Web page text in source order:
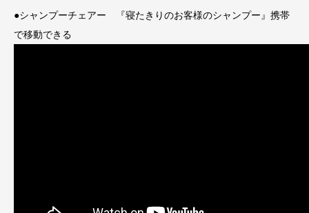
●シャンプーチェアー 『寝たきりのお客様のシャンプー』携帯
で移動できる